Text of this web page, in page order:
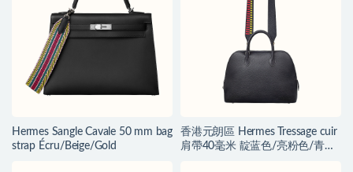
Hermes Sangle Cavale 50 mm bag
strap Écru/Beige/Gold
香港元朗區 Hermes Tressage cuir
肩帶40毫米 靛蓝色/亮粉色/青柠